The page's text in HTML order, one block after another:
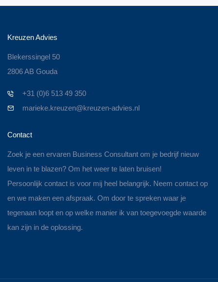
Kreuzen Advies
Blekerssingel 50
2806 AB Gouda
+31 (0)6 513 49 350
marieke.kreuzen@kreuzen-advies.nl
Contact
Zoek je een ervaren Business Consultant om je bedrijf nieuw
leven in te blazen? Om het weer te laten bruisen!
Persoonlijk contact is voor mij heel belangrijk. Neem contact op
en we maken een afspraak. Om door te spreken waar je
tegenaan loopt en op welke manier ik van toegevoegde waarde
kan zijn in de oplossing.